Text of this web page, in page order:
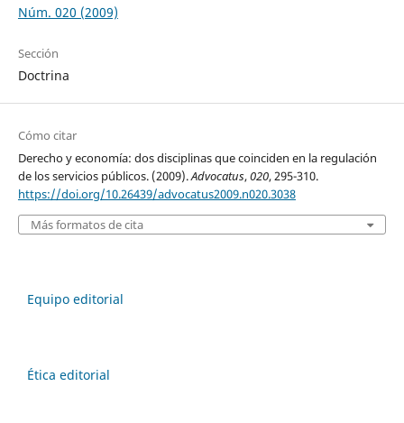
Núm. 020 (2009)
Sección
Doctrina
Cómo citar
Derecho y economía: dos disciplinas que coinciden en la regulación
de los servicios públicos. (2009).Advocatus,020, 295-310.
https://doi.org/10.26439/advocatus2009.n020.3038
Más formatos de cita
Equipo editorial
Ética editorial